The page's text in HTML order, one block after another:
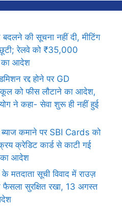
की सूचना नहीं दी, मीटिंग
रेलवे को ₹35,000
का आदेश
रद्द होने पर GD
को फीस लौटाने का आदेश,
ने कहा- सेवा शुरू ही नहीं हुई
कमाने पर SBI Cards को
क्रेडिट कार्ड से काटी गई
का आदेश
के मतदाता सूची विवाद में राउज़
फैसला सुरक्षित रखा, 13 अगस्त